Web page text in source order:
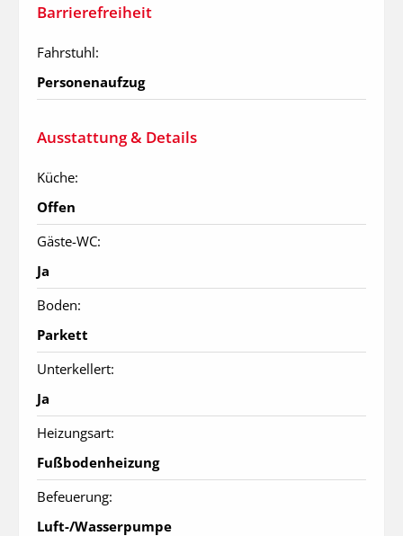
Barrierefreiheit
Fahrstuhl:
Personenaufzug
Ausstattung & Details
Küche:
Offen
Gäste-WC:
Ja
Boden:
Parkett
Unterkellert:
Ja
Heizungsart:
Fußbodenheizung
Befeuerung:
Luft-/Wasserpumpe